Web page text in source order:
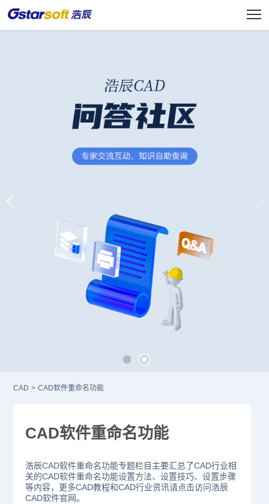
CAD > CAD软件重命名功能
CAD软件重命名功能
浩辰CAD软件重命名功能专题栏目主要汇总了CAD行业相
关的CAD软件重命名功能设置方法、设置技巧、设置步骤
等内容，更多CAD教程和CAD行业资讯请点击访问浩辰
CAD软件官网。